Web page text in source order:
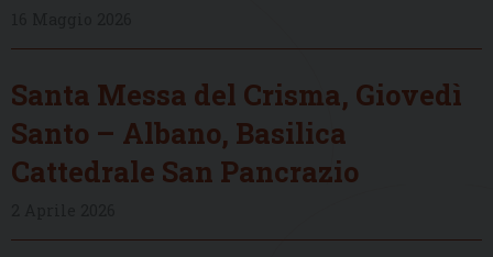
Santa Messa del Crisma, Giovedì
Santo – Albano, Basilica
Cattedrale San Pancrazio